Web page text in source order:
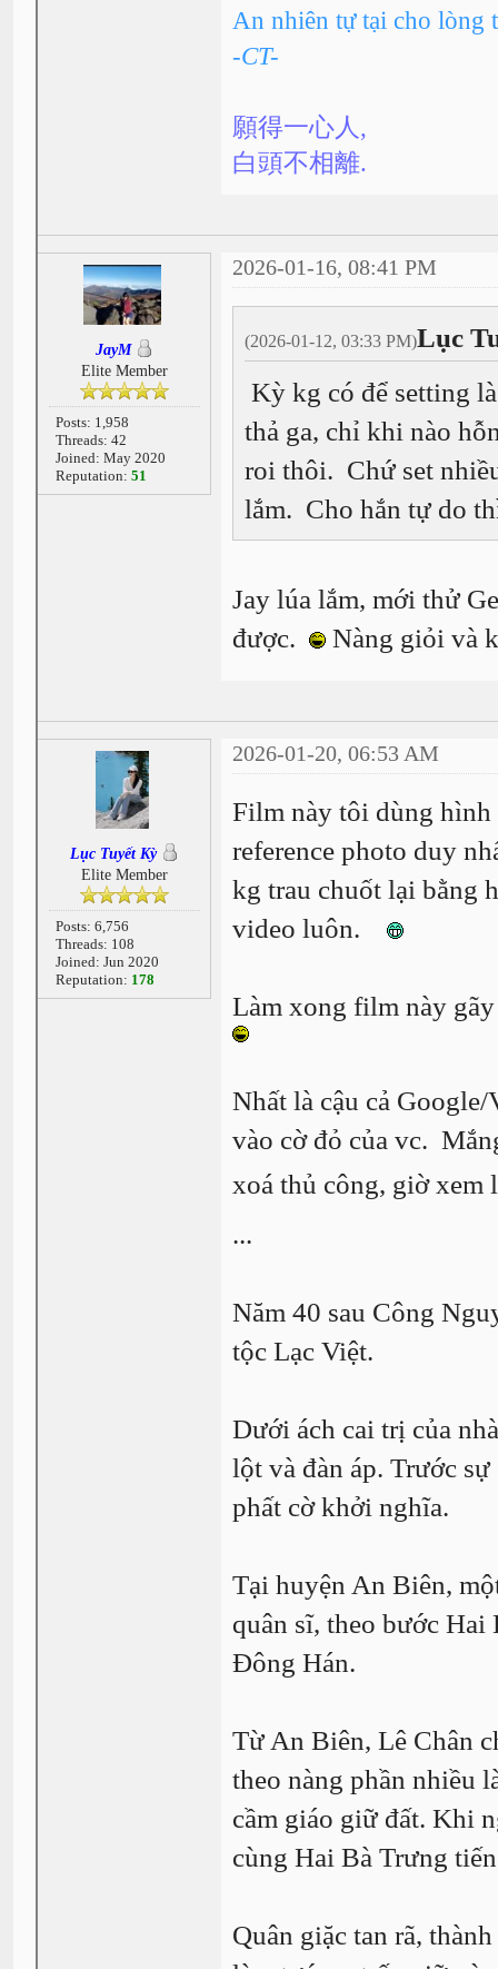
An nhiên tự tại cho lòng
-CT-
願得一心人,
白頭不相離.
JayM
Elite Member
Posts: 1,958
Threads: 42
Joined: May 2020
Reputation: 51
2026-01-16, 08:41 PM
(2026-01-12, 03:33 PM)Lục
Kỳ kg có để setting
thả ga, chỉ khi nào
roi thôi. Chứ set
lắm. Cho hắn tự do
Jay lúa lắm, mới thử
được.
Nàng giỏi và
Lục Tuyết Kỳ
Elite Member
Posts: 6,756
Threads: 108
Joined: Jun 2020
Reputation: 178
2026-01-20, 06:53 AM
Film này tôi dùng hình
reference photo duy
kg trau chuốt lại bằng
video luôn.
Làm xong film này
Nhất là cậu cả
vào cờ đỏ của vc.
xoá thủ công, giờ
...
Năm 40 sau Công
tộc Lạc Việt.
Dưới ách cai trị của
lột và đàn áp. Trước
phất cờ khởi nghĩa.
Tại huyện An Biên,
quân sĩ, theo bước
Đông Hán.
Từ An Biên, Lê Chân
theo nàng phần nhiều
cầm giáo giữ đất. Khi
cùng Hai Bà Trưng
Quân giặc tan rã,